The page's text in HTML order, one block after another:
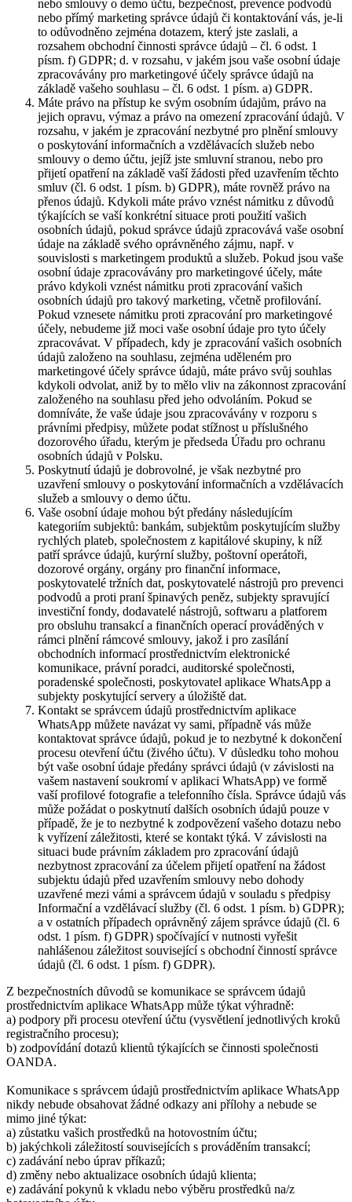
nebo smlouvy o demo účtu, bezpečnost, prevence podvodů
nebo přímý marketing správce údajů či kontaktování vás, je-li
to odůvodněno zejména dotazem, který jste zaslali, a
rozsahem obchodní činnosti správce údajů – čl. 6 odst. 1
písm. f) GDPR; d. v rozsahu, v jakém jsou vaše osobní údaje
zpracovávány pro marketingové účely správce údajů na
základě vašeho souhlasu – čl. 6 odst. 1 písm. a) GDPR.
Máte právo na přístup ke svým osobním údajům, právo na
jejich opravu, výmaz a právo na omezení zpracování údajů. V
rozsahu, v jakém je zpracování nezbytné pro plnění smlouvy
o poskytování informačních a vzdělávacích služeb nebo
smlouvy o demo účtu, jejíž jste smluvní stranou, nebo pro
přijetí opatření na základě vaší žádosti před uzavřením těchto
smluv (čl. 6 odst. 1 písm. b) GDPR), máte rovněž právo na
přenos údajů. Kdykoli máte právo vznést námitku z důvodů
týkajících se vaší konkrétní situace proti použití vašich
osobních údajů, pokud správce údajů zpracovává vaše osobní
údaje na základě svého oprávněného zájmu, např. v
souvislosti s marketingem produktů a služeb. Pokud jsou vaše
osobní údaje zpracovávány pro marketingové účely, máte
právo kdykoli vznést námitku proti zpracování vašich
osobních údajů pro takový marketing, včetně profilování.
Pokud vznesete námitku proti zpracování pro marketingové
účely, nebudeme již moci vaše osobní údaje pro tyto účely
zpracovávat. V případech, kdy je zpracování vašich osobních
údajů založeno na souhlasu, zejména uděleném pro
marketingové účely správce údajů, máte právo svůj souhlas
kdykoli odvolat, aniž by to mělo vliv na zákonnost zpracování
založeného na souhlasu před jeho odvoláním. Pokud se
domníváte, že vaše údaje jsou zpracovávány v rozporu s
právními předpisy, můžete podat stížnost u příslušného
dozorového úřadu, kterým je předseda Úřadu pro ochranu
osobních údajů v Polsku.
Poskytnutí údajů je dobrovolné, je však nezbytné pro
uzavření smlouvy o poskytování informačních a vzdělávacích
služeb a smlouvy o demo účtu.
Vaše osobní údaje mohou být předány následujícím
kategoriím subjektů: bankám, subjektům poskytujícím služby
rychlých plateb, společnostem z kapitálové skupiny, k níž
patří správce údajů, kurýrní služby, poštovní operátoři,
dozorové orgány, orgány pro finanční informace,
poskytovatelé tržních dat, poskytovatelé nástrojů pro prevenci
podvodů a proti praní špinavých peněz, subjekty spravující
investiční fondy, dodavatelé nástrojů, softwaru a platforem
pro obsluhu transakcí a finančních operací prováděných v
rámci plnění rámcové smlouvy, jakož i pro zasílání
obchodních informací prostřednictvím elektronické
komunikace, právní poradci, auditorské společnosti,
poradenské společnosti, poskytovatel aplikace WhatsApp a
subjekty poskytující servery a úložiště dat.
Kontakt se správcem údajů prostřednictvím aplikace
WhatsApp můžete navázat vy sami, případně vás může
kontaktovat správce údajů, pokud je to nezbytné k dokončení
procesu otevření účtu (živého účtu). V důsledku toho mohou
být vaše osobní údaje předány správci údajů (v závislosti na
vašem nastavení soukromí v aplikaci WhatsApp) ve formě
vaší profilové fotografie a telefonního čísla. Správce údajů vás
může požádat o poskytnutí dalších osobních údajů pouze v
případě, že je to nezbytné k zodpovězení vašeho dotazu nebo
k vyřízení záležitosti, které se kontakt týká. V závislosti na
situaci bude právním základem pro zpracování údajů
nezbytnost zpracování za účelem přijetí opatření na žádost
subjektu údajů před uzavřením smlouvy nebo dohody
uzavřené mezi vámi a správcem údajů v souladu s předpisy
Informační a vzdělávací služby (čl. 6 odst. 1 písm. b) GDPR);
a v ostatních případech oprávněný zájem správce údajů (čl. 6
odst. 1 písm. f) GDPR) spočívající v nutnosti vyřešit
nahlášenou záležitost související s obchodní činností správce
údajů (čl. 6 odst. 1 písm. f) GDPR).
Z bezpečnostních důvodů se komunikace se správcem údajů
prostřednictvím aplikace WhatsApp může týkat výhradně:
a) podpory při procesu otevření účtu (vysvětlení jednotlivých kroků
registračního procesu);
b) zodpovídání dotazů klientů týkajících se činnosti společnosti
OANDA.
Komunikace s správcem údajů prostřednictvím aplikace WhatsApp
nikdy nebude obsahovat žádné odkazy ani přílohy a nebude se
mimo jiné týkat:
a) zůstatku vašich prostředků na hotovostním účtu;
b) jakýchkoli záležitostí souvisejících s prováděním transakcí;
c) zadávání nebo úprav příkazů;
d) změny nebo aktualizace osobních údajů klienta;
e) zadávání pokynů k vkladu nebo výběru prostředků na/z